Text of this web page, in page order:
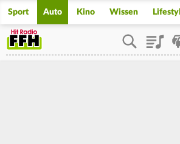
Sport Auto Kino Wissen
Playlist